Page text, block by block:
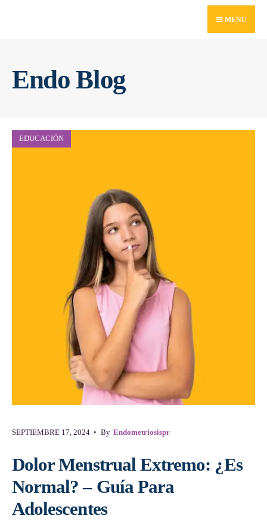
MENU
Endo Blog
EDUCACIÓN
SEPTIEMBRE 17, 2024 • By Endometriosispr
Dolor Menstrual Extremo: ¿Es
Normal? – Guía Para
Adolescentes